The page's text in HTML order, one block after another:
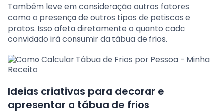
Também leve em consideração outros fatores
como a presença de outros tipos de petiscos e
pratos. Isso afeta diretamente o quanto cada
convidado irá consumir da tábua de frios.
Ideias criativas para decorar e
apresentar a tábua de frios